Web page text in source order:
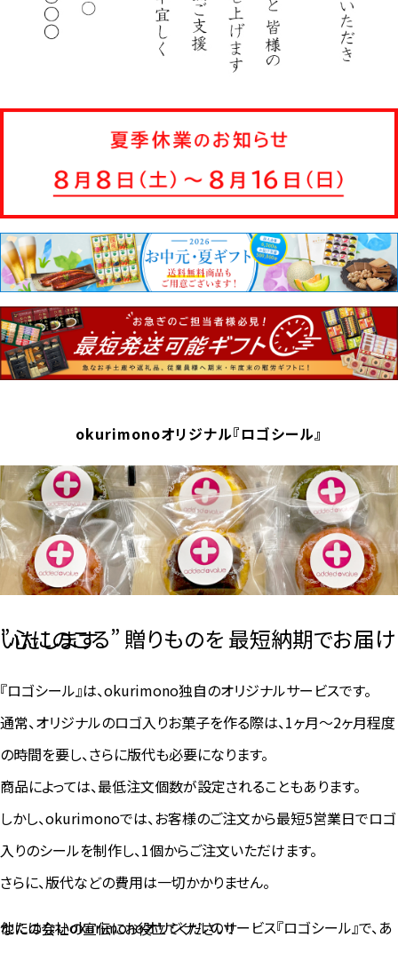
okurimonoオリジナル『ロゴシール』
”心にのこる” 贈りものを 最短納期でお届けいたします
『ロゴシール』は、okurimono独自のオリジナルサービスです。
通常、オリジナルのロゴ入りお菓子を作る際は、1ヶ月～2ヶ月程度
の時間を要し、さらに版代も必要になります。
商品によっては、最低注文個数が設定されることもあります。
しかし、okurimonoでは、お客様のご注文から最短5営業日でロゴ
入りのシールを制作し、1個からご注文いただけます。
さらに、版代などの費用は一切かかりません。
他にはないokurimonoオリジナルのサービス『ロゴシール』で、あなたの会社の宣伝にお役立てください！